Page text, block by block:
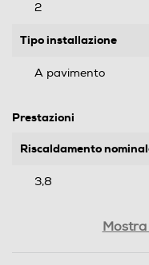
2
Tipo installazione
A pavimento
Prestazioni
Riscaldamento
3,8